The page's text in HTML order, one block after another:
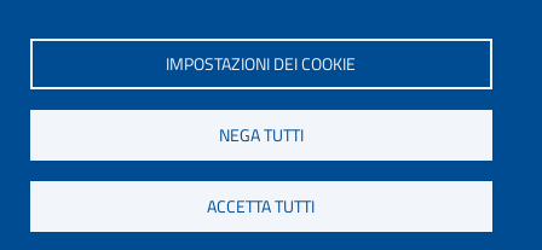
IMPOSTAZIONI DEI COOKIE
NEGA TUTTI
ACCETTA TUTTI
aaadip@uniss.it